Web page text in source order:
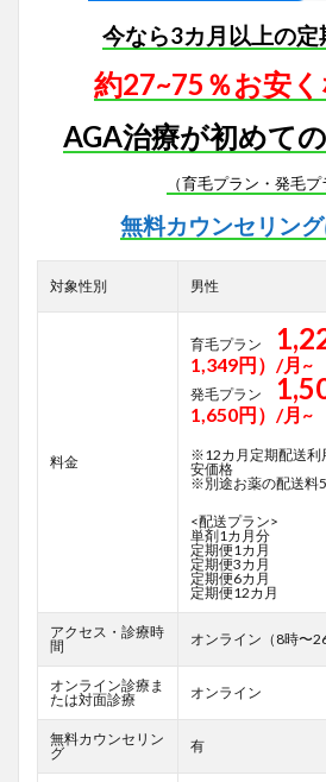
今なら3カ月以上の定
約27~75％お安
AGA治療が初めて
（育毛プラン・発毛プ
無料カウンセリン
対象性別 男性
料金
育毛プラン
1,349円）/月~
発毛プラン
1,650円）/月~
※12カ月定期配送利
安価格
※別途お薬の配送料
<配送プラン>
単剤1カ月分
定期便1カ月
定期便3カ月
定期便6カ月
定期便12カ月
アクセス・診療時
間
オンライン（8時〜
オンライン診療ま
たは対面診療
オンライン
無料カウンセリン
グ
有